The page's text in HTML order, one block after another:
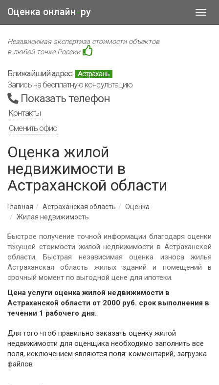
Оценка онлайн • ру
Независимая экспертиза стоимости объектов
в любой точке России
Ближайший адрес: Астрахань
Запись на бесплатную консультацию
Показать телефон
Контакты
Сменить офис
Оценка жилой
недвижимости в
Астраханской области
Главная Астраханская область
Оценка
Жилая недвижимость
Быстрое получение точной информации благодаря оценки
текущей стоимости жилой недвижимости в Астраханской
области. Быстрая независимая оценка износа жилья
Астраханская область жилых зданий и помещений в
срочный момент по выгодной цене для ипотеки.
Цена услуги оценка жилой недвижимости в
Астраханской области от 2000 руб. cрок выполнения в
течении 1 рабочего дня.
Для того чтоб правильно заказать оценку жилой
недвижимости для оценщика необходимо заполнить все
поля, исключением являются поля: комментарий, загрузка
файлов